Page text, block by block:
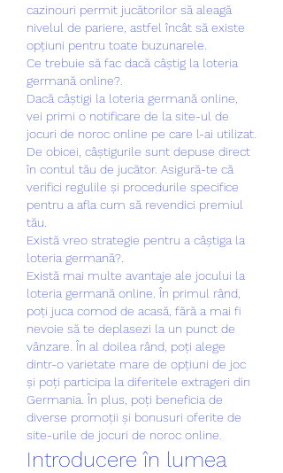
cazinouri permit jucătorilor să aleagă
nivelul de pariere, astfel încât să existe
opțiuni pentru toate buzunarele.
Ce trebuie să fac dacă câștig la loteria
germană online?.
Dacă câștigi la loteria germană online,
vei primi o notificare de la site-ul de
jocuri de noroc online pe care l-ai utilizat.
De obicei, câștigurile sunt depuse direct
în contul tău de jucător. Asigură-te că
verifici regulile și procedurile specifice
pentru a afla cum să revendici premiul
tău.
Există vreo strategie pentru a câștiga la
loteria germană?.
Există mai multe avantaje ale jocului la
loteria germană online. În primul rând,
poți juca comod de acasă, fără a mai fi
nevoie să te deplasezi la un punct de
vânzare. În al doilea rând, poți alege
dintr-o varietate mare de opțiuni de joc
și poți participa la diferitele extrageri din
Germania. În plus, poți beneficia de
diverse promoții și bonusuri oferite de
site-urile de jocuri de noroc online.
Introducere în lumea